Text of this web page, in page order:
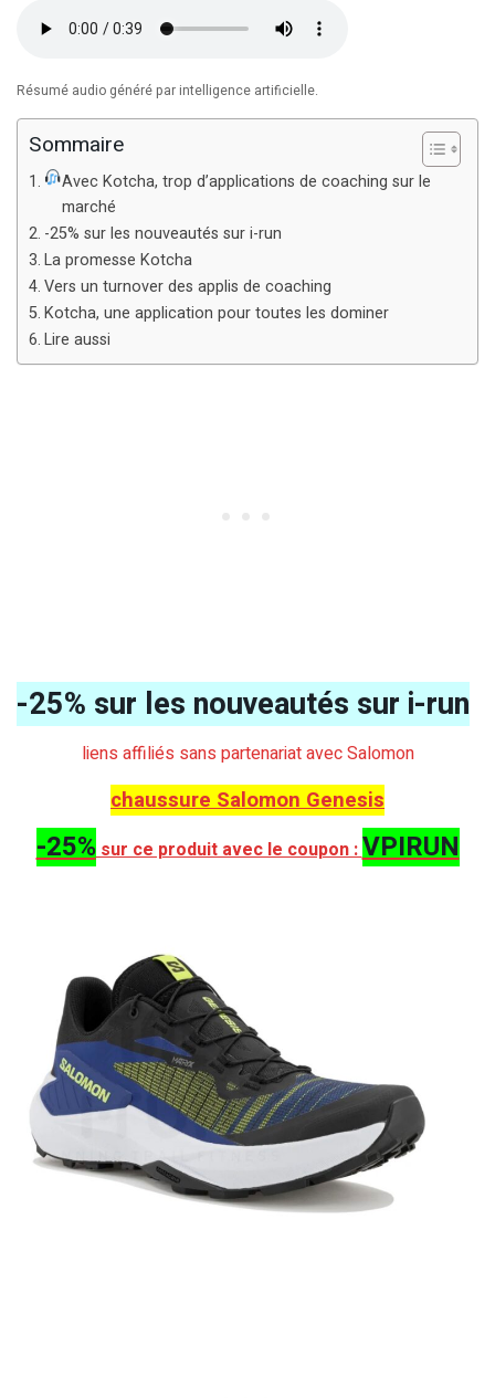
Résumé audio généré par intelligence artificielle.
Sommaire
Avec Kotcha, trop d’applications de coaching sur le
marché
-25% sur les nouveautés sur i-run
La promesse Kotcha
Vers un turnover des applis de coaching
Kotcha, une application pour toutes les dominer
Lire aussi
-25% sur les nouveautés sur i-run
liens affiliés sans partenariat avec Salomon
chaussure Salomon Genesis
-25%sur ce produit avec le coupon :VPIRUN